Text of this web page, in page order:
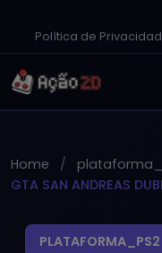
Política de
Home
GTA SAN ANDREAS
PLATAFORMA_PS2